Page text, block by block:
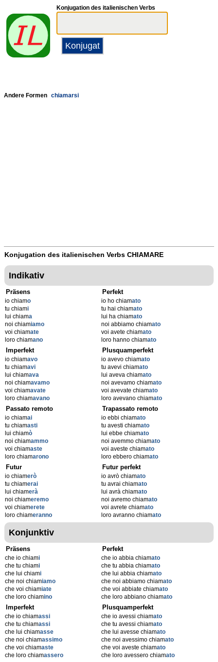
Konjugation des italienischen Verbs
Andere Formen chiamarsi
Konjugation des italienischen Verbs CHIAMARE
Indikativ
Präsens
io chiamo
tu chiami
lui chiama
noi chiamiamo
voi chiamate
loro chiamano
Perfekt
io ho chiamato
tu hai chiamato
lui ha chiamato
noi abbiamo chiamato
voi avete chiamato
loro hanno chiamato
Imperfekt
io chiamavo
tu chiamavi
lui chiamava
noi chiamavamo
voi chiamavate
loro chiamavano
Plusquamperfekt
io avevo chiamato
tu avevi chiamato
lui aveva chiamato
noi avevamo chiamato
voi avevate chiamato
loro avevano chiamato
Passato remoto
io chiamai
tu chiamasti
lui chiamò
noi chiamammo
voi chiamaste
loro chiamarono
Trapassato remoto
io ebbi chiamato
tu avesti chiamato
lui ebbe chiamato
noi avemmo chiamato
voi aveste chiamato
loro ebbero chiamato
Futur
io chiamerò
tu chiamerai
lui chiamerà
noi chiameremo
voi chiamerete
loro chiameranno
Futur perfekt
io avrò chiamato
tu avrai chiamato
lui avrà chiamato
noi avremo chiamato
voi avrete chiamato
loro avranno chiamato
Konjunktiv
Präsens
che io chiami
che tu chiami
che lui chiami
che noi chiamiamo
che voi chiamiate
che loro chiamino
Perfekt
che io abbia chiamato
che tu abbia chiamato
che lui abbia chiamato
che noi abbiamo chiamato
che voi abbiate chiamato
che loro abbiano chiamato
Imperfekt
che io chiamassi
che tu chiamassi
che lui chiamasse
che noi chiamassimo
che voi chiamaste
che loro chiamassero
Plusquamperfekt
che io avessi chiamato
che tu avessi chiamato
che lui avesse chiamato
che noi avessimo chiamato
che voi aveste chiamato
che loro avessero chiamato